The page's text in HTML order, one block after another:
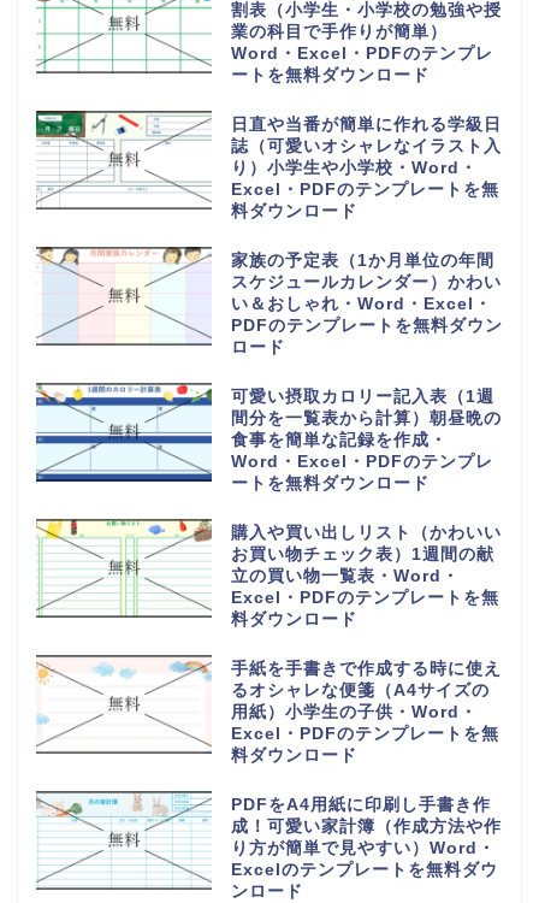
割表（小学生・小学校の勉強や授
業の科目で手作りが簡単）
Word・Excel・PDFのテンプレ
ートを無料ダウンロード
日直や当番が簡単に作れる学級日
誌（可愛いオシャレなイラスト入
り）小学生や小学校・Word・
Excel・PDFのテンプレートを無
料ダウンロード
家族の予定表（1か月単位の年間
スケジュールカレンダー）かわい
い＆おしゃれ・Word・Excel・
PDFのテンプレートを無料ダウン
ロード
可愛い摂取カロリー記入表（1週
間分を一覧表から計算）朝昼晩の
食事を簡単な記録を作成・
Word・Excel・PDFのテンプレ
ートを無料ダウンロード
購入や買い出しリスト（かわいい
お買い物チェック表）1週間の献
立の買い物一覧表・Word・
Excel・PDFのテンプレートを無
料ダウンロード
手紙を手書きで作成する時に使え
るオシャレな便箋（A4サイズの
用紙）小学生の子供・Word・
Excel・PDFのテンプレートを無
料ダウンロード
PDFをA4用紙に印刷し手書き作
成！可愛い家計簿（作成方法や作
り方が簡単で見やすい）Word・
Excelのテンプレートを無料ダウ
ンロード